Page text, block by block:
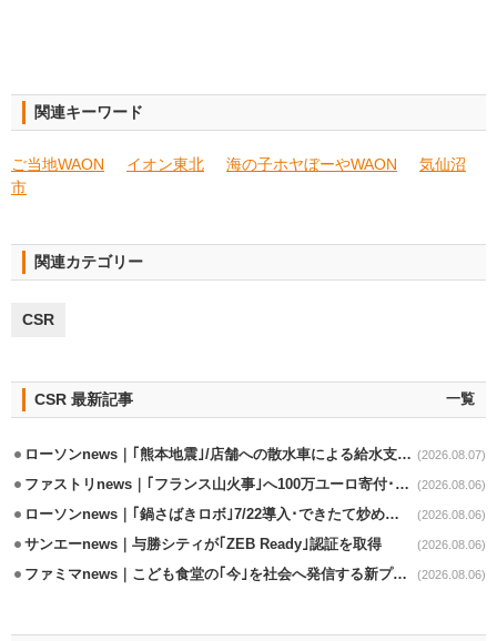
関連キーワード
ご当地WAON イオン東北 海の子ホヤぼーやWAON
気仙沼
市
関連カテゴリー
CSR
CSR 最新記事 一覧
ローソンnews｜｢熊本地震｣/店舗への散水車による給水支援を開始 (2026.08.07)
ファストリnews｜｢フランス山火事｣へ100万ユーロ寄付･衣料5万点も提供 (2026.08.06)
ローソンnews｜｢鍋さばきロボ｣7/22導入･できたて炒めメニューを提供 (2026.08.06)
サンエーnews｜与勝シティが｢ZEB Ready｣認証を取得 (2026.08.06)
ファミマnews｜こども食堂の｢今｣を社会へ発信する新プロジェクト始動 (2026.08.06)